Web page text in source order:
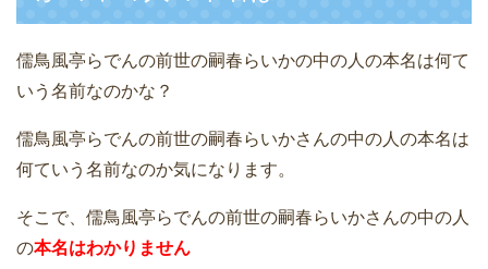
儒鳥風亭らでんの前世の嗣春らいかの中の人の本名は何て
いう名前なのかな？
儒鳥風亭らでんの前世の嗣春らいかさんの中の人の本名は
何ていう名前なのか気になります。
そこで、儒鳥風亭らでんの前世の嗣春らいかさんの中の人
の本名はわかりません